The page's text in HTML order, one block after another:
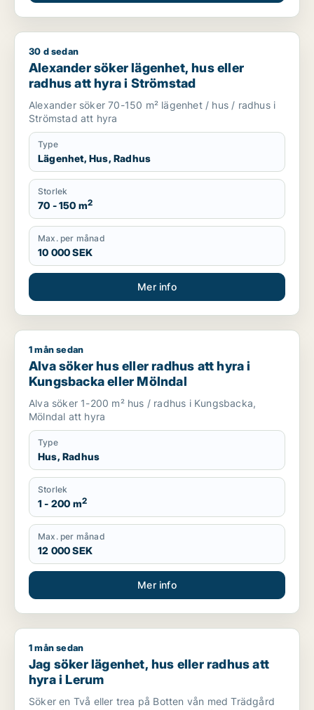
Alexander söker lägenhet, hus eller radhus att hyra i
30 d sedan
Alexander söker lägenhet, hus eller
radhus att hyra i Strömstad
Alexander söker 70-150 m² lägenhet / hus / radhus i
Strömstad att hyra
Type
Lägenhet, Hus, Radhus
Storlek
70 - 150 m2
Max. per månad
10 000 SEK
Mer info
Alva söker hus eller radhus att hyra i Kungsbacka eller
1 mån sedan
Alva söker hus eller radhus att hyra i
Kungsbacka eller Mölndal
Alva söker 1-200 m² hus / radhus i Kungsbacka,
Mölndal att hyra
Type
Hus, Radhus
Storlek
1 - 200 m2
Max. per månad
12 000 SEK
Mer info
Jag söker lägenhet, hus eller radhus att hyra i Lerum
1 mån sedan
Jag söker lägenhet, hus eller radhus att
hyra i Lerum
Söker en Två eller trea på Botten vån med Trädgård